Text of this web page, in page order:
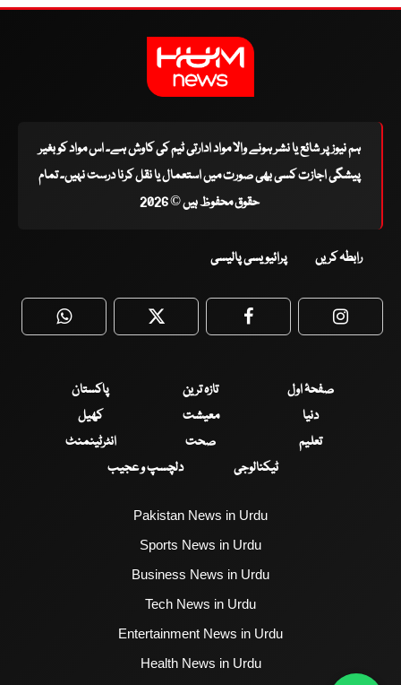
ہم نیوز پر شائع یا نشر ہونے والا مواد ادارتی ٹیم کی کاوش ہے۔ اس مواد کو بغیر
پیشگی اجازت کسی بھی صورت میں استعمال یا نقل کرنا درست نہیں۔ تمام
حقوق محفوظ ہیں © 2026
رابطہ کریں پرائیویسی پالیسی
WhatsApp Twitter Facebook
صفحۂ اول تازہ ترین
پاکستان
دنیا
معیشت
کھیل
تعلیم
صحت
انٹرٹینمنٹ
ٹیکنالوجی
دلچسپ و عجیب
Pakistan News in Urdu
Sports News in Urdu
Business News in Urdu
Tech News in Urdu
Entertainment News in Urdu
Health News in Urdu